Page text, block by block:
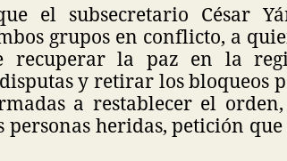
el subsecretario César
grupos en conflicto, a
recuperar la paz en la
y retirar los bloqueos
a restablecer el
heridas, petición